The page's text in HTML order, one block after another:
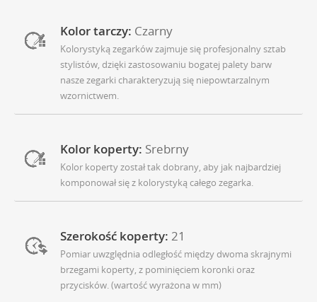
Kolor tarczy: Czarny
Kolorystyką zegarków zajmuje się profesjonalny sztab
stylistów, dzięki zastosowaniu bogatej palety barw
nasze zegarki charakteryzują się niepowtarzalnym
wzornictwem.
Kolor koperty: Srebrny
Kolor koperty został tak dobrany, aby jak najbardziej
komponował się z kolorystyką całego zegarka.
Szerokość koperty: 21
Pomiar uwzględnia odległość między dwoma skrajnymi
brzegami koperty, z pominięciem koronki oraz
przycisków. (wartość wyrażona w mm)